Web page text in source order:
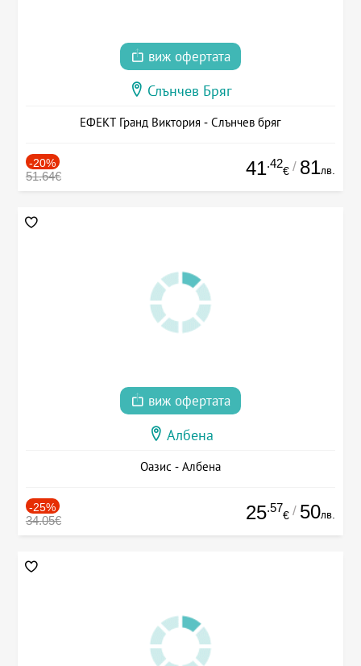
виж офертата
Слънчев Бряг
ЕФЕКТ Гранд Виктория - Слънчев бряг
-20%
51.64€ 41.42
€ / 81лв.
виж офертата
Албена
Оазис - Албена
-25%
34.05€ 25.57
€ / 50лв.